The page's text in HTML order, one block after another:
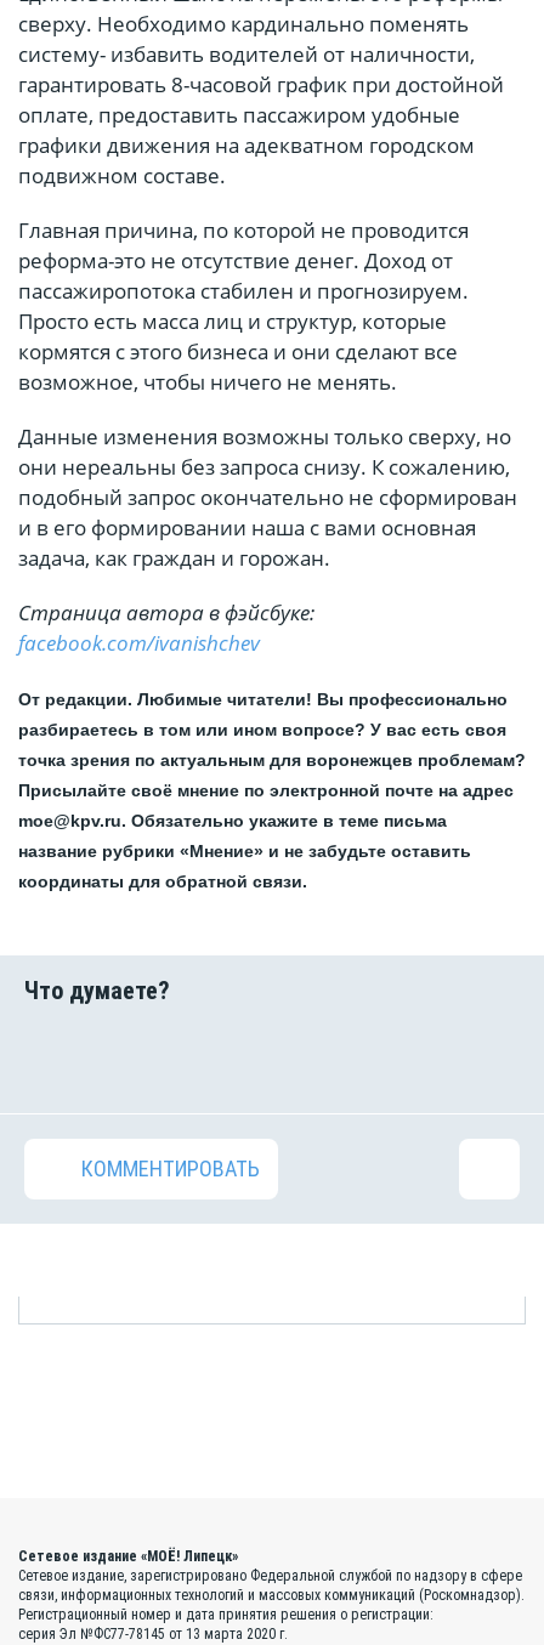
сверху. Необходимо кардинально поменять
систему- избавить водителей от наличности,
гарантировать 8-часовой график при достойной
оплате, предоставить пассажиром удобные
графики движения на адекватном городском
подвижном составе.
Главная причина, по которой не проводится
реформа-это не отсутствие денег. Доход от
пассажиропотока стабилен и прогнозируем.
Просто есть масса лиц и структур, которые
кормятся с этого бизнеса и они сделают все
возможное, чтобы ничего не менять.
Данные изменения возможны только сверху, но
они нереальны без запроса снизу. К сожалению,
подобный запрос окончательно не сформирован
и в его формировании наша с вами основная
задача, как граждан и горожан.
Страница автора в фэйсбуке:
facebook.com/ivanishchev
От редакции. Любимые читатели! Вы профессионально
разбираетесь в том или ином вопросе? У вас есть своя
точка зрения по актуальным для воронежцев проблемам?
Присылайте своё мнение по электронной почте на адрес
moe@kpv.ru. Обязательно укажите в теме письма
название рубрики «Мнение» и не забудьте оставить
координаты для обратной связи.
КОММЕНТИРОВАТЬ
Сетевое издание «МОЁ! Липецк»
Сетевое издание, зарегистрировано Федеральной службой по надзору в сфере
связи, информационных технологий и массовых коммуникаций (Роскомнадзор).
Регистрационный номер и дата принятия решения о регистрации:
серия Эл №ФС77-78145 от 13 марта 2020 г.